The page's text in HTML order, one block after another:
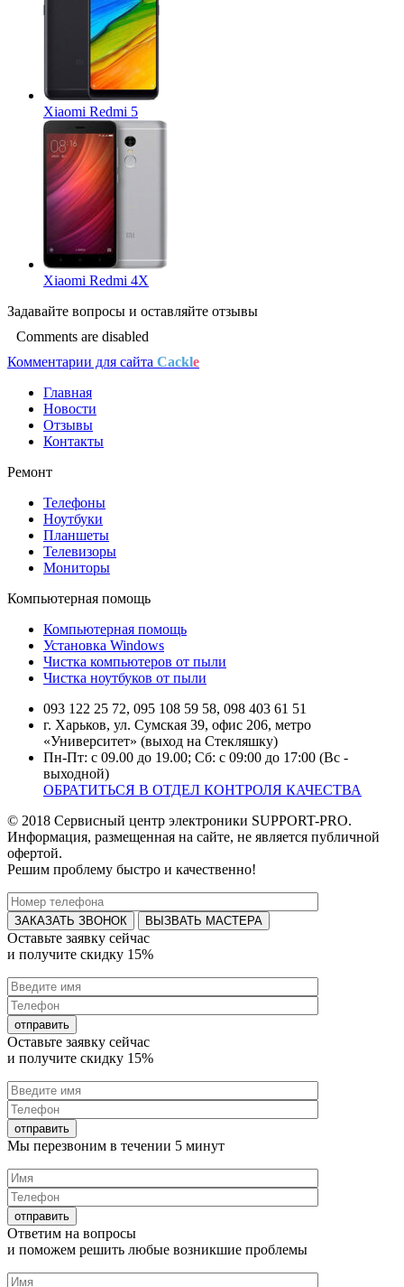
Xiaomi Redmi 5
Xiaomi Redmi 4X
Задавайте вопросы и оставляйте отзывы
Comments are disabled
Комментарии для сайта Cackle
Главная
Новости
Отзывы
Контакты
Ремонт
Телефоны
Ноутбуки
Планшеты
Телевизоры
Мониторы
Компьютерная помощь
Компьютерная помощь
Установка Windows
Чистка компьютеров от пыли
Чистка ноутбуков от пыли
093 122 25 72, 095 108 59 58, 098 403 61 51
г. Харьков, ул. Сумская 39, офис 206, метро
«Университет» (выход на Стекляшку)
Пн-Пт: с 09.00 до 19.00; Сб: с 09:00 до 17:00 (Вс -
выходной)
ОБРАТИТЬСЯ В ОТДЕЛ КОНТРОЛЯ КАЧЕСТВА
© 2018 Сервисный центр электроники SUPPORT-PRO.
Информация, размещенная на сайте, не является публичной
офертой.
Решим проблему быстро и качественно!
ВЫЗВАТЬ МАСТЕРА
Оставьте заявку сейчас
и получите скидку 15%
Оставьте заявку сейчас
и получите скидку 15%
Мы перезвоним в течении 5 минут
Ответим на вопросы
и поможем решить любые возникшие проблемы